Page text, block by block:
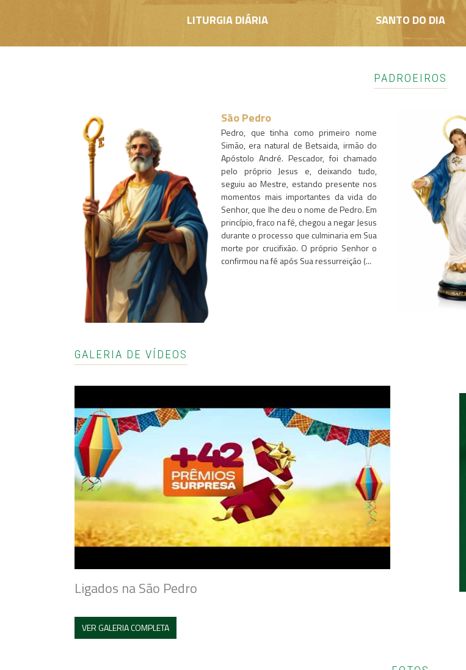
LITURGIA DIÁRIA SANTO DO DIA
PADROEIROS
São Pedro
Pedro, que tinha como primeiro nome
Simão, era natural de Betsaida, irmão do
Apóstolo André. Pescador, foi chamado
pelo próprio Jesus e, deixando tudo,
seguiu ao Mestre, estando presente nos
momentos mais importantes da vida do
Senhor, que lhe deu o nome de Pedro. Em
princípio, fraco na fé, chegou a negar Jesus
durante o processo que culminaria em Sua
morte por crucifixão. O próprio Senhor o
confirmou na fé após Sua ressurreição (...
GALERIA DE VÍDEOS
Ligados na São Pedro
VER GALERIA COMPLETA